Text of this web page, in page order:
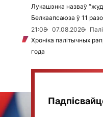
Лукашэнка назваў
Белкаапсаюза ў 11
21:08
07.08.2026
Хроніка палітычных
года